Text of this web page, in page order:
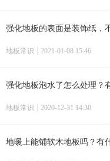
地板常识 2021-01-08 15:46
强化地板泡水了怎么处理？
地板常识 2020-12-31 14:30
地暖上能铺软木地板吗？有